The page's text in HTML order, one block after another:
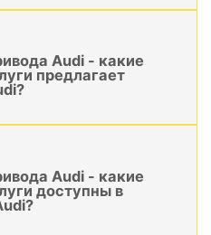
Audi - какие
предлагает
Audi - какие
доступны в